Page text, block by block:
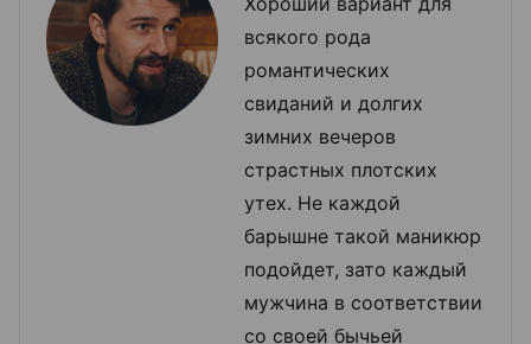
всякого рода
романтических
свиданий и долгих
зимних вечеров
страстных плотских
утех. Не каждой
барышне такой маникюр
подойдет, зато каждый
мужчина в соответствии
со своей бычьей